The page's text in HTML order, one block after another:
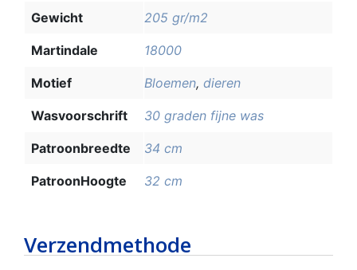
Gewicht 205 gr/m2
Martindale 18000
Motief Bloemen, dieren
Wasvoorschrift 30 graden fijne was
Patroonbreedte 34 cm
PatroonHoogte 32 cm
Verzendmethode